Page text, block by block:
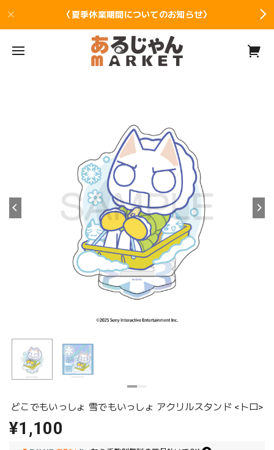
〈夏季休業期間についてのお知らせ〉
どこでもいっしょ 雪でもいっしょ アクリルスタンド <トロ>
¥1,100